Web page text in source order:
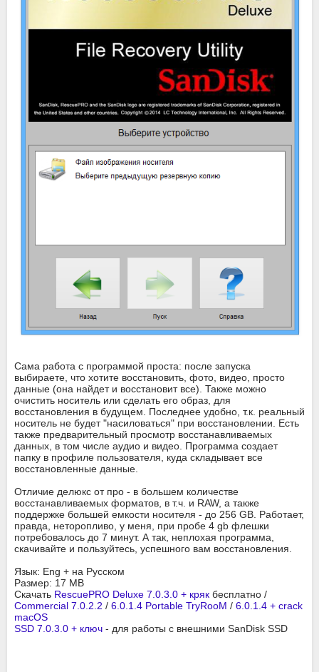
Сама работа с программой проста: после запуска
выбираете, что хотите восстановить, фото, видео, просто
данные (она найдет и восстановит все). Также можно
очистить носитель или сделать его образ, для
восстановления в будущем. Последнее удобно, т.к. реальный
носитель не будет "насиловаться" при восстановлении. Есть
также предварительный просмотр восстанавливаемых
данных, в том числе аудио и видео. Программа создает
папку в профиле пользователя, куда складывает все
восстановленные данные.
Отличие делюкс от про - в большем количестве
восстанавливаемых форматов, в т.ч. и RAW, а также
поддержке большей емкости носителя - до 256 GB. Работает,
правда, неторопливо, у меня, при пробе 4 gb флешки
потребовалось до 7 минут. А так, неплохая программа,
скачивайте и пользуйтесь, успешного вам восстановления.
Язык: Eng + на Русском
Размер: 17 MB
Скачать RescuePRO Deluxe 7.0.3.0 + кряк бесплатно /
Commercial 7.0.2.2 / 6.0.1.4 Portable TryRooM / 6.0.1.4 + crack
macOS
SSD 7.0.3.0 + ключ - для работы с внешними SanDisk SSD